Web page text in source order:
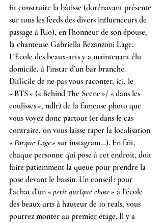
fit construire la bâtisse (dorénavant présente
sur tous les feeds des divers influenceurs de
passage à Rio), en l’honneur de son épouse,
la chanteuse Gabriella Bezanzoni Lage.
L’École des beaux-arts y a maintenant élu
domicile, à l’instar d’un bar branché.
Difficile de ne pas vous raconter, ici, le
« BTS » (« Behind The Scene »/ « dans les
coulisses », ndlr) de la fameuse photo que
vous voyez donc partout (et dans le cas
contraire, on vous laisse taper la localisation
« Parque Lage » sur instagram…). En fait,
chaque personne qui pose à cet endroit, doit
faire patiemment la queue pour prendre la
pose devant le bassin. Un conseil : pour
l’achat d’un « petit quelque chose » à l’école
des beaux-arts à hauteur de 10 reals, vous
pourrez monter au premier étage. Il y a